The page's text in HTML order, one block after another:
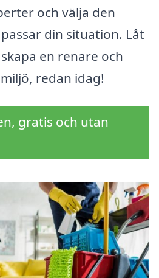
och välja den
din situation. Låt
en renare och
redan idag!
gratis och utan